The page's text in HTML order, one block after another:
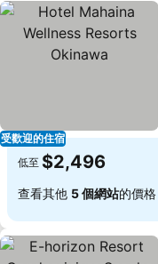
受歡迎的住宿
低至 $2,496
查看其他 5 個網站的價格